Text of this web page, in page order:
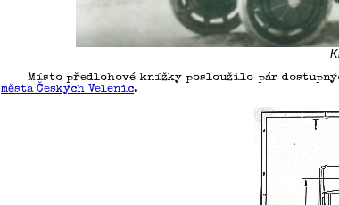
Místo předlohové knížky posloužilo pár
města Českých Velenic.